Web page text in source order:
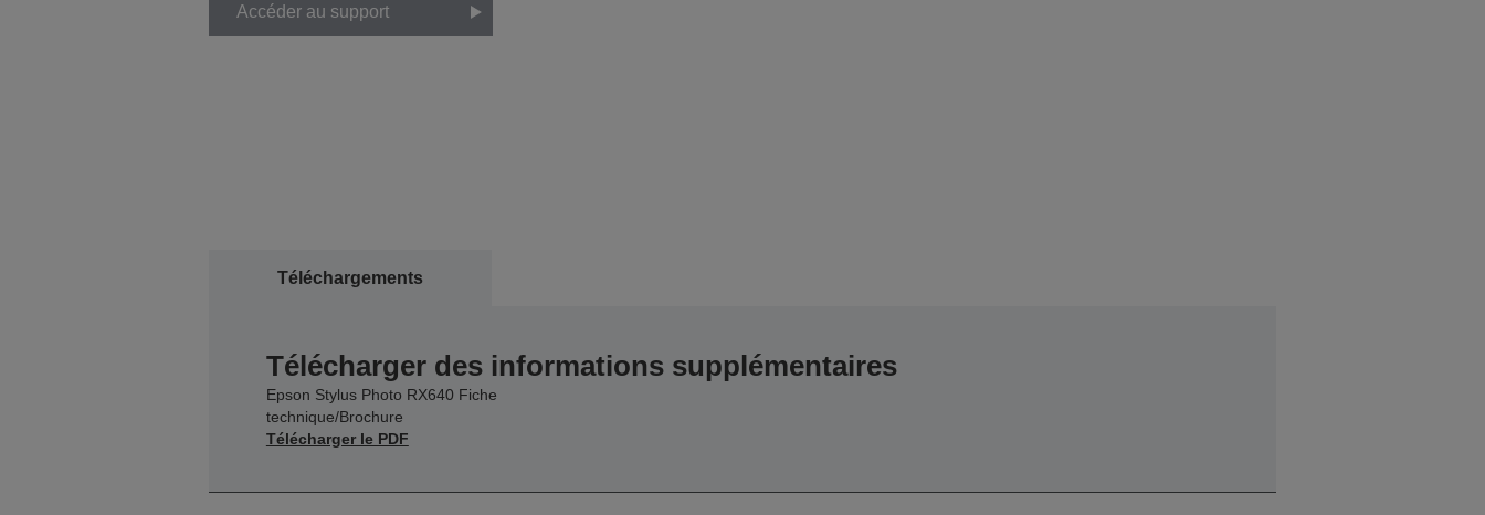
Accéder au support
Téléchargements
Télécharger des informations supplémentaires
Epson Stylus Photo RX640 Fiche
technique/Brochure
Télécharger le PDF